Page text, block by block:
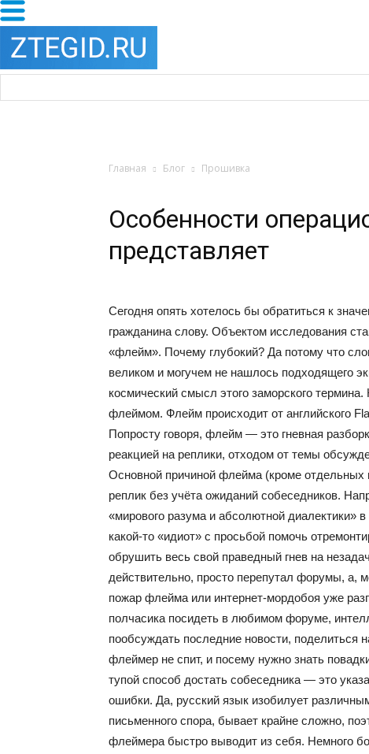
Главная Блог Прошивка
Особенности
представляет
Сегодня опять хотелось бы обратиться к
гражданина слову. Объектом исследования
«флейм». Почему глубокий? Да потому что
великом и могучем не нашлось подходящего
космический смысл этого заморского
флеймом. Флейм происходит от английского
Попросту говоря, флейм — это гневная
реакцией на реплики, отходом от темы
Основной причиной флейма (кроме отдельных
реплик без учёта ожиданий собеседников.
«мирового разума и абсолютной диалектики»
какой-то «идиот» с просьбой помочь
обрушить весь свой праведный гнев на
действительно, просто перепутал форумы, а,
пожар флейма или интернет-мордобоя уже
полчасика посидеть в любимом форуме,
пообсуждать последние новости,
флеймер не спит, и посему нужно знать
тупой способ достать собеседника — это
ошибки. Да, русский язык изобилует
письменного спора, бывает крайне сложно,
флеймера быстро выводит из себя. Немного